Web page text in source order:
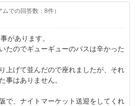
ムでの回答数：8件）
があります。
たのでギューギューのバスは辛かった
上げて並んだので座れましたが、それ
事はありません。
で、ナイトマーケット送迎をしてくれ